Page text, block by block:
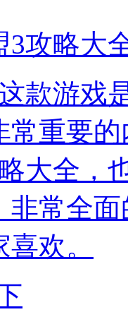
3攻略大
款游戏
常重要
大全，
非常全
欢。